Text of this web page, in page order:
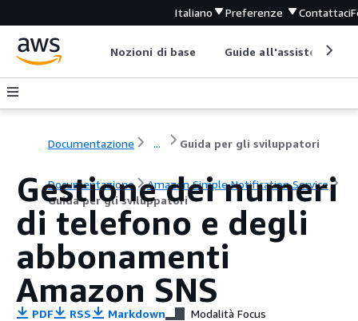
Italiano Preferenze Contattaci
Nozioni di base Guide all'assistenza
Documentazione ... Guida per gli sviluppatori
Documentazione
Amazon Simple Notification Service
Guida per gli sviluppatori
Gestione dei numeri
di telefono e degli
abbonamenti
Amazon SNS
PDF RSS Markdown Modalità Focus